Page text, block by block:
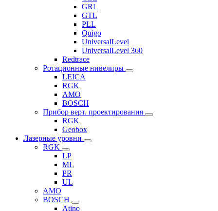
GRL
GTL
PLL
Quigo
UniversalLevel
UniversalLevel 360
Redtrace
Ротационные нивелиры
LEICA
RGK
AMO
BOSCH
Прибор верт. проектирования
RGK
Geobox
Лазерные уровни
RGK
LP
ML
PR
UL
AMO
BOSCH
Atino